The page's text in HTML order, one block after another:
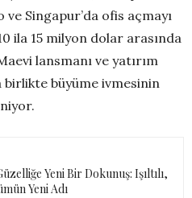
Singapur’da ofis açmayı
ila 15 milyon dolar arasında
lansmanı ve yatırım
büyüme ivmesinin
Yeni Bir Dokunuş: Işıltılı,
Yeni Adı